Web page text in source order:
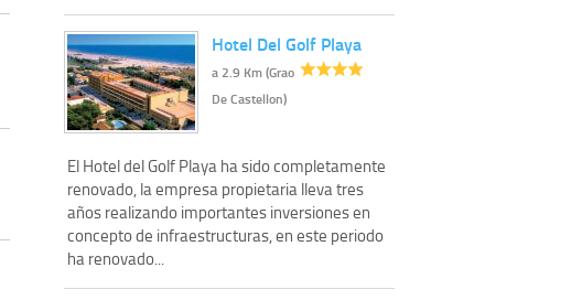
Hotel Del Golf Playa
a 2.9 Km (Grao
De Castellon)
El Hotel del Golf Playa ha sido completamente
renovado, la empresa propietaria lleva tres
años realizando importantes inversiones en
concepto de infraestructuras, en este periodo
ha renovado...